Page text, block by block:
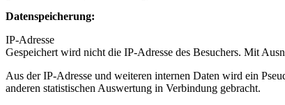
Datenspeicherung:
IP-Adresse
Gespeichert wird nicht die IP-Adresse des Besuchers. Mit
Aus der IP-Adresse und weiteren internen Daten wird ein
anderen statistischen Auswertung in Verbindung gebracht.